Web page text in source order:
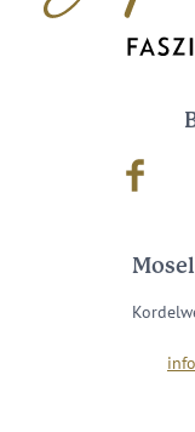
Facebook